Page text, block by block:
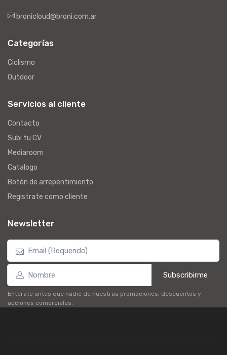
bronicloud@broni.com.ar
Categorías
Ciclismo
Outdoor
Servicios al cliente
Contacto
Subi tu CV
Mediaroom
Catalogo
Botón de arrepentimiento
Registrate como cliente
Newsletter
Subscribirme
Enterate antes que nadie de nuestras promociones, descuentos y
acciones comerciales.